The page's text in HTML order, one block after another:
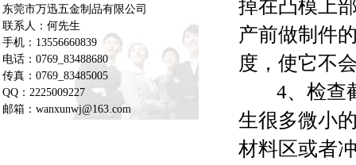
东莞市万迅五金制品有限公司
联系人：何先生
手机：13556660839
电话：0769_83488680
传真：0769_83485005
QQ：2225009227
邮箱：wanxunwj@163.com
掉在凸模上
产前做制件
度，使它不
4、检查
生很多微小
材料区或者